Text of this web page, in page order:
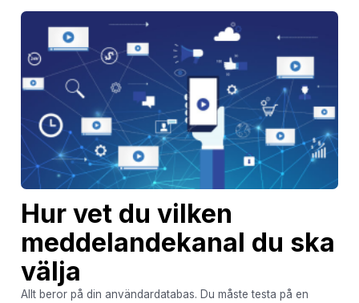
Hur vet du vilken
meddelandekanal du ska
välja
Allt beror på din användardatabas. Du måste testa på en